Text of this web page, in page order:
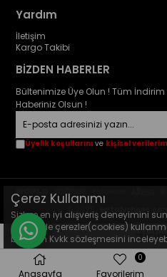
Yardım
İletişim
Kargo Takibi
BİZDEN HABERLER
Bültenimize Üye Olun ! Tüm
Haberiniz Olsun !
Üyelik koşullarını ve kişisel
© 2025 eatalyshoes.com
Çerez Kullanımı
Sizlere en iyi alışveriş deneyimini
sitemizde çerezler(cookies)
bilgi için Kvkk sözleşmesini
Anasayfa Favorilerim
0